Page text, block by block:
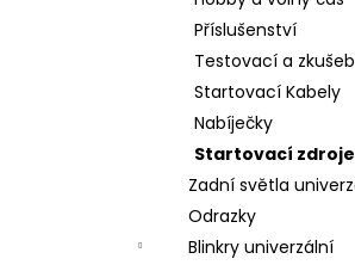
Příslušenství
Testovací a
Startovací Kabely
Nabíječky
Startovací zdroje
Zadní světla
Odrazky
Blinkry univerzální